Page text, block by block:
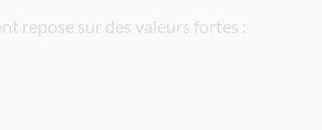
repose sur des valeurs fortes :